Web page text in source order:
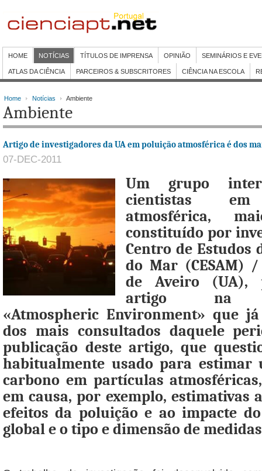
HOME NOTÍCIAS TÍTULOS DE IMPRENSA OPINIÃO SEMINÁRIOS E
ATLAS DA CIÊNCIA PARCEIROS & SUBSCRITORES CIÊNCIA NA ESCOLA
Home Notícias Ambiente
Ambiente
Artigo de investigadores da UA em poluição atmosférica é dos
07-DEC-2011
Um grupo
cientistas em
atmosférica,
constituído por
Centro de Estudos
do Mar (CESAM)
de Aveiro (UA),
artigo na
«Atmospheric Environment» que
dos mais consultados daquele
publicação deste artigo, que
habitualmente usado para estimar
carbono em partículas
em causa, por exemplo, estimativas
efeitos da poluição e ao impacte
global e o tipo e dimensão de